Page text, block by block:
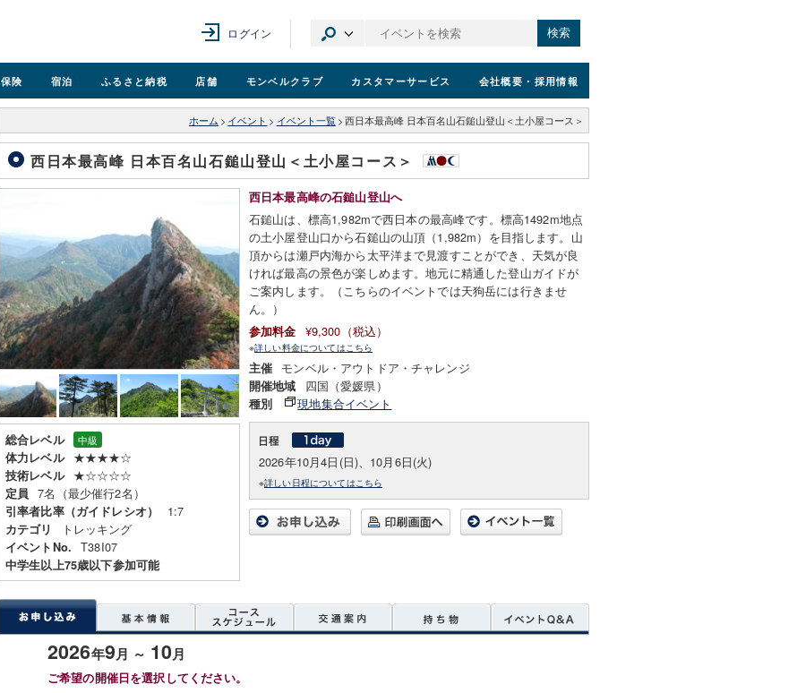
ログイン 検索
保険 宿泊 ふるさと納税 店舗 モンベルクラブ カスタマーサービス 会社概要 ・採用情報
ホーム > イベント > イベント一覧 > 西日本最高峰 日本百名山石鎚山登山＜土小屋コース＞
西日本最高峰 日本百名山石鎚山登山＜土小屋コース＞
総合レベル 中級
体力レベル ★★★★☆
技術レベル ★☆☆☆☆
定員 7名（最少催行2名）
引率者比率（ガイドレシオ） 1:7
カテゴリ トレッキング
イベントNo. T38I07
中学生以上75歳以下参加可能
西日本最高峰の石鎚山登山へ
石鎚山は、標高1,982mで西日本の最高峰です。標高1492m地点
の土小屋登山口から石鎚山の山頂（1,982m）を目指します。山
頂からは瀬戸内海から太平洋まで見渡すことができ、天気が良
ければ最高の景色が楽しめます。地元に精通した登山ガイドが
ご案内します。（こちらのイベントでは天狗岳には行きませ
ん。）
参加料金 ¥9,300（税込）
※詳しい料金についてはこちら
主催 モンベル・アウトドア・チャレンジ
開催地域 四国（愛媛県）
種別 現地集合イベント
2026年10月4日(日)、10月6日(火)
※詳しい日程についてはこちら
2026年9月 ～ 10月
ご希望の開催日を選択してください。